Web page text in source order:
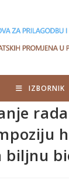
IZBORNIK
biljnu